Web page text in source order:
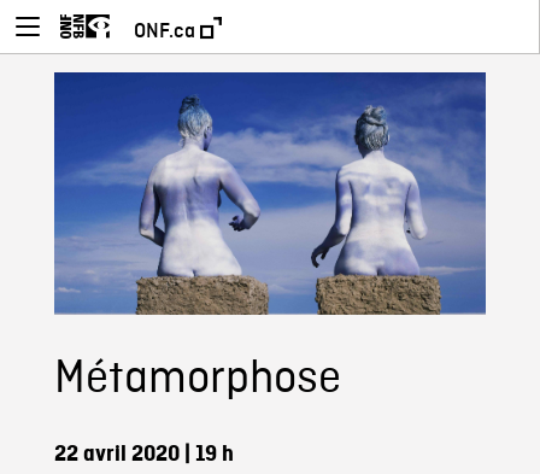
ONF.ca
Métamorphose
22 avril 2020| 19 h